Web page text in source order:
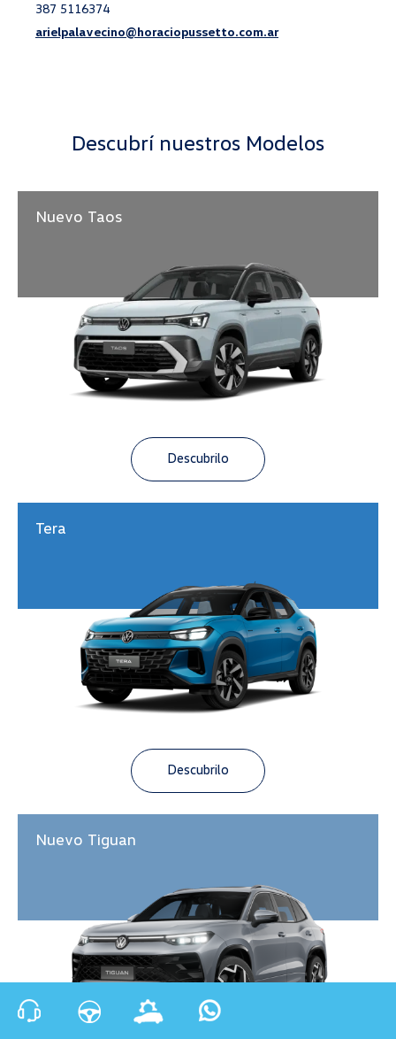
387 5116374
arielpalavecino@horaciopussetto.com.ar
Descubrí nuestros Modelos
Nuevo Taos
Descubrilo
Tera
Descubrilo
Nuevo Tiguan